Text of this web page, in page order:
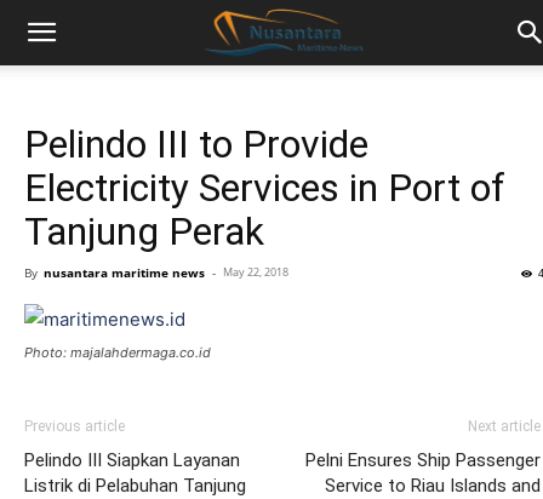
Pelindo III to Provide
Electricity Services in Port of
Tanjung Perak
By nusantara maritime news - May 22, 2018
Photo: majalahdermaga.co.id
Previous article
Pelindo III Siapkan Layanan
Listrik di Pelabuhan Tanjung
Next article
Pelni Ensures Ship Passenger
Service to Riau Islands and